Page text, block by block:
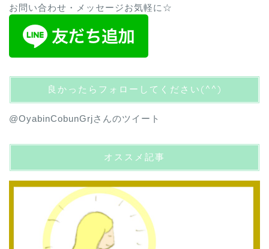
お問い合わせ・メッセージお気軽に☆
良かったらフォローしてください(^^)
@OyabinCobunGrjさんのツイート
オススメ記事